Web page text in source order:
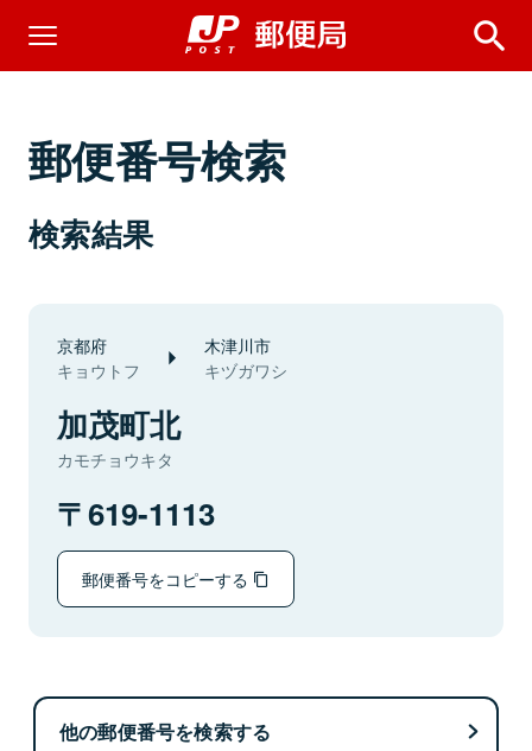
郵便番号検索
検索結果
京都府
キョウトフ
木津川市
キヅガワシ
加茂町北
カモチョウキタ
619-1113
郵便番号をコピーする
他の郵便番号を検索する